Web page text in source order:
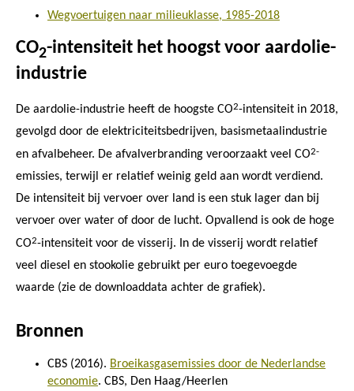
Wegvoertuigen naar milieuklasse, 1985-2018
CO2-intensiteit het hoogst voor aardolie-
industrie
De aardolie-industrie heeft de hoogste CO2-intensiteit in 2018,
gevolgd door de elektriciteitsbedrijven, basismetaalindustrie
en afvalbeheer. De afvalverbranding veroorzaakt veel CO2-
emissies, terwijl er relatief weinig geld aan wordt verdiend.
De intensiteit bij vervoer over land is een stuk lager dan bij
vervoer over water of door de lucht. Opvallend is ook de hoge
CO2-intensiteit voor de visserij. In de visserij wordt relatief
veel diesel en stookolie gebruikt per euro toegevoegde
waarde (zie de downloaddata achter de grafiek).
Bronnen
CBS (2016). Broeikasgasemissies door de Nederlandse
economie. CBS, Den Haag/Heerlen